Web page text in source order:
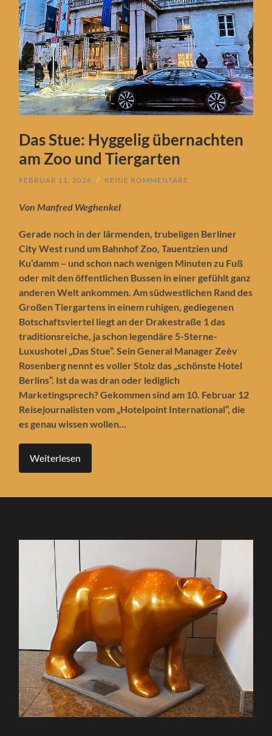
Das Stue: Hyggelig übernachten
am Zoo und Tiergarten
FEBRUAR 11, 2026 / KEINE KOMMENTARE
Von Manfred Weghenkel
Gerade noch in der lärmenden, trubeligen Berliner
City West rund um Bahnhof Zoo, Tauentzien und
Ku’damm – und schon nach wenigen Minuten zu Fuß
oder mit den öffentlichen Bussen in einer gefühlt ganz
anderen Welt ankommen. Am südwestlichen Rand des
Großen Tiergartens in einem ruhigen, gediegenen
Botschaftsviertel liegt an der Drakestraße 1 das
traditionsreiche, ja schon legendäre 5-Sterne-
Luxushotel „Das Stue“. Sein General Manager Zeèv
Rosenberg nennt es voller Stolz das „schönste Hotel
Berlins“. Ist da was dran oder lediglich
Marketingsprech? Gekommen sind am 10. Februar 12
Reisejournalisten vom „Hotelpoint International“, die
es genau wissen wollen…
Weiterlesen